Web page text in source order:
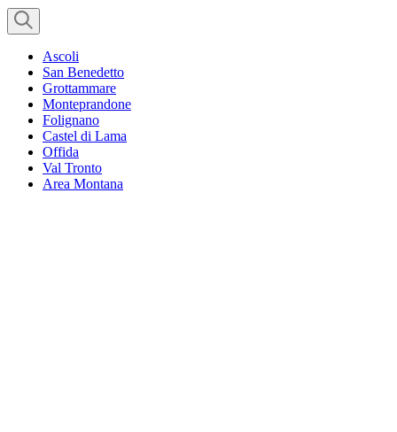
Ascoli
San Benedetto
Grottammare
Monteprandone
Folignano
Castel di Lama
Offida
Val Tronto
Area Montana